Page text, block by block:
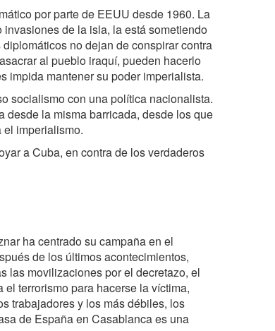
por parte de EEUU desde 1960. La
de la isla, la está sometiendo
no dejan de conspirar contra
al pueblo iraquí, pueden hacerlo
impida mantener su poder imperialista.
socialismo con una política nacionalista.
desde la misma barricada, desde los que
el imperialismo.
a Cuba, en contra de los verdaderos
ha centrado su campaña en el
de los últimos acontecimientos,
las movilizaciones por el decretazo, el
terrorismo para hacerse la víctima,
trabajadores y los más débiles, los
de España en Casablanca es una